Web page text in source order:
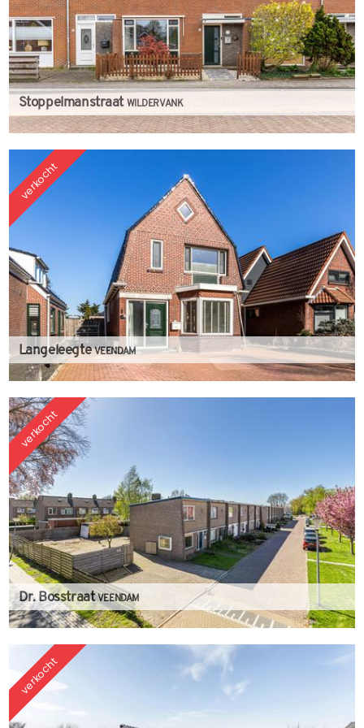
Stoppelmanstraat WILDERVANK
verkocht
LangeleegteVEENDAM
verkocht
Dr. BosstraatVEENDAM
verkocht